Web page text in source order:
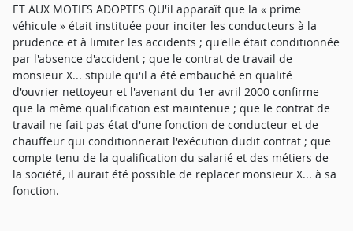
ET AUX MOTIFS ADOPTES QU'il apparaît que la « prime
véhicule » était instituée pour inciter les conducteurs à la
prudence et à limiter les accidents ; qu'elle était conditionnée
par l'absence d'accident ; que le contrat de travail de
monsieur X... stipule qu'il a été embauché en qualité
d'ouvrier nettoyeur et l'avenant du 1er avril 2000 confirme
que la même qualification est maintenue ; que le contrat de
travail ne fait pas état d'une fonction de conducteur et de
chauffeur qui conditionnerait l'exécution dudit contrat ; que
compte tenu de la qualification du salarié et des métiers de
la société, il aurait été possible de replacer monsieur X... à sa
fonction.